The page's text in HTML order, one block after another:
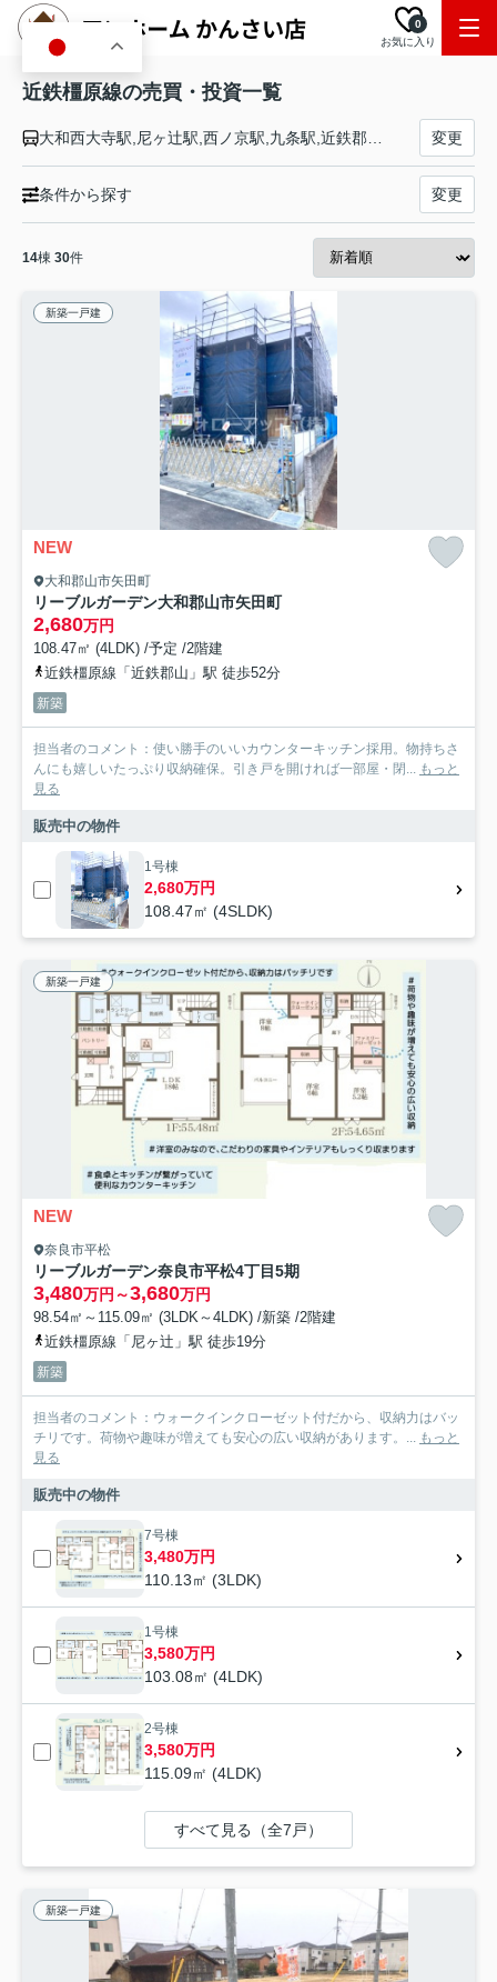
お気に入り
0
近鉄橿原線の売買・投資一覧
変更
条件から探す 変更
14棟 30件
新築一戸建
NEW
大和郡山市矢田町
リーブルガーデン大和郡山市矢田町
2,680万円
108.47㎡ (4LDK) /予定 /2階建
近鉄橿原線「近鉄郡山」駅 徒歩52分
新築
担当者のコメント：使い勝手のいいカウンターキッチン採用。物持ちさ
んにも嬉しいたっぷり収納確保。引き戸を開ければ一部屋・閉... もっと
見る
販売中の物件
1号棟
2,680万円
108.47㎡ (4SLDK)
新築一戸建
NEW
奈良市平松
リーブルガーデン奈良市平松4丁目5期
3,480万円～3,680万円
98.54㎡～115.09㎡ (3LDK～4LDK) /新築 /2階建
近鉄橿原線「尼ヶ辻」駅 徒歩19分
新築
担当者のコメント：ウォークインクローゼット付だから、収納力はバッ
チリです。荷物や趣味が増えても安心の広い収納があります。... もっと
見る
販売中の物件
7号棟
3,480万円
110.13㎡ (3LDK)
1号棟
3,580万円
103.08㎡ (4LDK)
2号棟
3,580万円
115.09㎡ (4LDK)
すべて見る（全7戸）
新築一戸建